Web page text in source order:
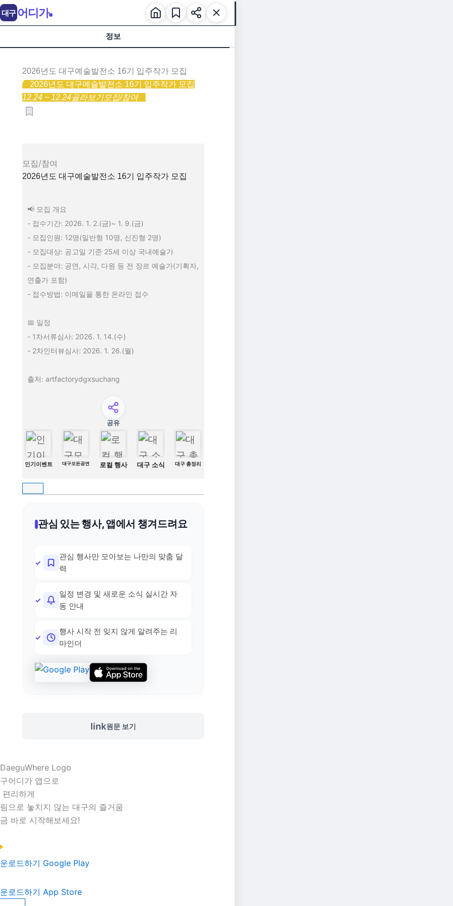
정보
2026년도 대구예술발전소 16기 입주작가 모집
2026년도 대구예술발전소 16기 입주작가 모집
12.24 ~ 12.24골라보기모집/참여
모집/참여
2026년도 대구예술발전소 16기 입주작가 모집
📢 모집 개요
- 접수기간: 2026. 1. 2.(금)~ 1. 9.(금)
- 모집인원: 12명(일반형 10명, 신진형 2명)
- 모집대상: 공고일 기준 25세 이상 국내예술가
- 모집분야: 공연, 시각, 다원 등 전 장르 예술가(기획자,
연출가 포함)
- 접수방법: 이메일을 통한 온라인 접수
📅 일정
- 1차서류심사: 2026. 1. 14.(수)
- 2차인터뷰심사: 2026. 1. 26.(월)
출처: artfactorydgxsuchang
공유
인기이벤트 대구모든공연 로컬 행사 대구 소식 대구 총정리
관심 있는 행사, 앱에서 챙겨드려요
관심 행사만 모아보는 나만의 맞춤 달
력
일정 변경 및 새로운 소식 실시간 자
동 안내
행사 시작 전 잊지 않게 알려주는 리
마인더
link원문 보기
대구 어디가
어디가 앱으로
편리하게
으로 놓치지 않는 대구의 즐거움
바로 시작해보세요!
로드하기 Google Play
로드하기 App Store